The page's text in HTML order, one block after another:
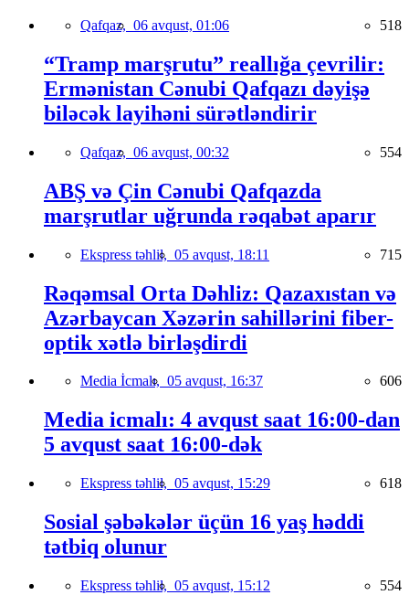
Qafqaz, 06 avqust, 01:06 518
“Tramp marşrutu” reallığa çevrilir:
Ermənistan Cənubi Qafqazı dəyişə
biləcək layihəni sürətləndirir
Qafqaz, 06 avqust, 00:32 554
ABŞ və Çin Cənubi Qafqazda
marşrutlar uğrunda rəqabət aparır
Ekspress təhlil, 05 avqust, 18:11 715
Rəqəmsal Orta Dəhliz: Qazaxıstan və
Azərbaycan Xəzərin sahillərini fiber-
optik xətlə birləşdirdi
Media İcmalı, 05 avqust, 16:37 606
Media icmalı: 4 avqust saat 16:00-dan
5 avqust saat 16:00-dək
Ekspress təhlil, 05 avqust, 15:29 618
Sosial şəbəkələr üçün 16 yaş həddi
tətbiq olunur
Ekspress təhlil, 05 avqust, 15:12 554